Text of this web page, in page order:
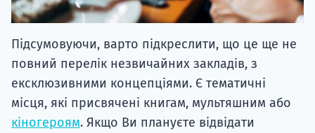
Підсумовуючи, варто підкреслити, що це ще не
повний перелік незвичайних закладів, з
ексклюзивними концепціями. Є тематичні
місця, які присвячені книгам, мультяшним або
кіногероям. Якщо Ви плануєте відвідати